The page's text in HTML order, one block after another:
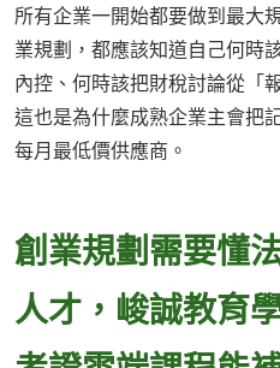
所有企業一開始都要做到最大
業規劃，都應該知道自己何時
內控、何時該把財稅討論從「
這也是為什麼成熟企業主會把
每月最低價供應商。
創業規劃需要懂
人才，峻誠教育